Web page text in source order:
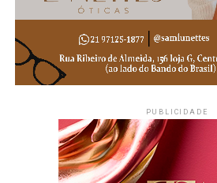
devidamente comprovada.
Como funciona a
uniforme
A dispensa não ocorre
estudantes com TEA. De acordo
necessário que o aluno apresente
PUBLICIDADE